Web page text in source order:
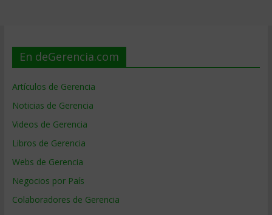
En deGerencia.com
Artículos de Gerencia
Noticias de Gerencia
Videos de Gerencia
Libros de Gerencia
Webs de Gerencia
Negocios por País
Colaboradores de Gerencia